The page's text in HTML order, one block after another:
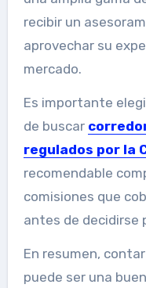
recibir un
aprovechar su
mercado.
Es importante
de buscar
regulados por la
recomendable
comisiones que
antes de decidirse
En resumen,
puede ser una